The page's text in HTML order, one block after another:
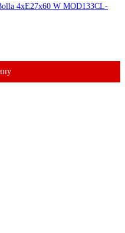
4хE27x60 W MOD133CL-